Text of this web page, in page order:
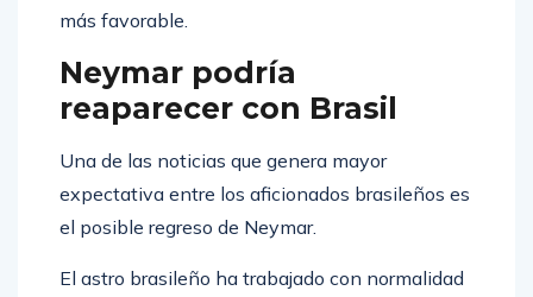
más favorable.
Neymar podría
reaparecer con Brasil
Una de las noticias que genera mayor
expectativa entre los aficionados brasileños es
el posible regreso de Neymar.
El astro brasileño ha trabajado con normalidad